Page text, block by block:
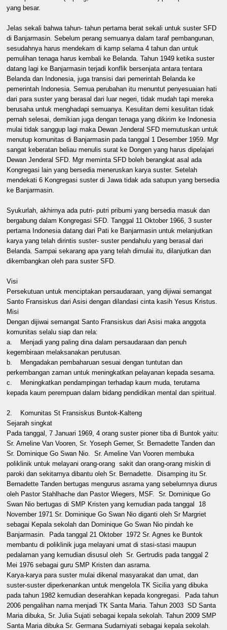
yang besar.
Jelas sekali bahwa tahun- tahun pertama berat sekali untuk suster SFD
di Banjarmasin. Sebelum perang semuanya dalam taraf pembangunan,
sesudahnya harus mendekam di kamp selama 4 tahun dan untuk
pemulihan tenaga harus kembali ke Belanda. Tahun 1949 ketika suster
datang lagi ke Banjarmasin terjadi konflik bersenjata antara tentara
Belanda dan Indonesia, juga transisi dari pemerintah Belanda ke
pemerintah Indonesia. Semua perubahan itu menuntut penyesuaian hati
dari para suster yang berasal dari luar negeri, tidak mudah tapi mereka
berusaha untuk menghadapi semuanya. Kesulitan demi kesulitan tidak
pernah selesai, demikian juga dengan tenaga yang dikirim ke Indonesia
mulai tidak sanggup lagi maka Dewan Jenderal SFD memutuskan untuk
menutup komunitas di Banjarmasin pada tanggal 1 Desember 1959. Mgr
sangat keberatan beliau menulis surat ke Dongen yang harus dipelajari
Dewan Jenderal SFD. Mgr meminta SFD boleh berangkat asal ada
Kongregasi lain yang bersedia meneruskan karya suster. Setelah
mendekati 6 Kongregasi suster di Jawa tidak ada satupun yang bersedia
ke Banjarmasin.
Syukurlah, akhirnya ada putri- putri pribumi yang bersedia masuk dan
bergabung dalam Kongregasi SFD. Tanggal 11 Oktober 1966, 3 suster
pertama Indonesia datang dari Pati ke Banjarmasin untuk melanjutkan
karya yang telah dirintis suster- suster pendahulu yang berasal dari
Belanda. Sampai sekarang apa yang telah dimulai itu, dilanjutkan dan
dikembangkan oleh para suster SFD.
Visi
Persekutuan untuk menciptakan persaudaraan, yang dijiwai semangat
Santo Fransiskus dari Asisi dengan dilandasi cinta kasih Yesus Kristus.
Misi
Dengan dijiwai semangat Santo Fransiskus dari Asisi maka anggota
komunitas selalu siap dan rela:
a. Menjadi yang paling dina dalam persaudaraan dan penuh
kegembiraan melaksanakan perutusan.
b. Mengadakan pembaharuan sesuai dengan tuntutan dan
perkembangan zaman untuk meningkatkan pelayanan kepada sesama.
c. Meningkatkan pendampingan terhadap kaum muda, terutama
kepada kaum perempuan dalam bidang pendidikan mental dan spiritual.
2. Komunitas St Fransiskus Buntok-Kalteng
Sejarah singkat
Pada tanggal, 7 Januari 1969, 4 orang suster pioner tiba di Buntok yaitu:
Sr. Ameline Van Vooren, Sr. Yoseph Gemer, Sr. Bernadette Tanden dan
Sr. Dominique Go Swan Nio. Sr. Ameline Van Vooren membuka
poliklinik untuk melayani orang-orang sakit dan orang-orang miskin di
paroki dan sekitarnya dibantu oleh Sr. Bernadette. Disamping itu Sr.
Bernadette Tanden bertugas mengurus asrama yang sebelumnya diurus
oleh Pastor Stahlhache dan Pastor Wiegers, MSF. Sr. Dominique Go
Swan Nio bertugas di SMP Kristen yang kemudian pada tanggal 18
November 1971 Sr. Dominique Go Swan Nio diganti oleh Sr Margriet
sebagai Kepala sekolah dan Dominique Go Swan Nio pindah ke
Banjarmasin. Pada tanggal 21 Oktober 1972 Sr. Agnes ke Buntok
membantu di poliklinik juga melayani umat di stasi-stasi maupun
pedalaman yang kemudian disusul oleh Sr. Gertrudis pada tanggal 2
Mei 1976 sebagai guru SMP Kristen dan asrama.
Karya-karya para suster mulai dikenal masyarakat dan umat, dan
suster-suster diperkenankan untuk mengelola TK Sicilia yang dibuka
pada tahun 1982 kemudian deserahkan kepada kongregasi. Pada tahun
2006 pengalihan nama menjadi TK Santa Maria. Tahun 2003 SD Santa
Maria dibuka, Sr. Julia Sujati sebagai kepala sekolah. Tahun 2009 SMP
Santa Maria dibuka Sr. Germana Sudarniyati sebagai kepala sekolah.